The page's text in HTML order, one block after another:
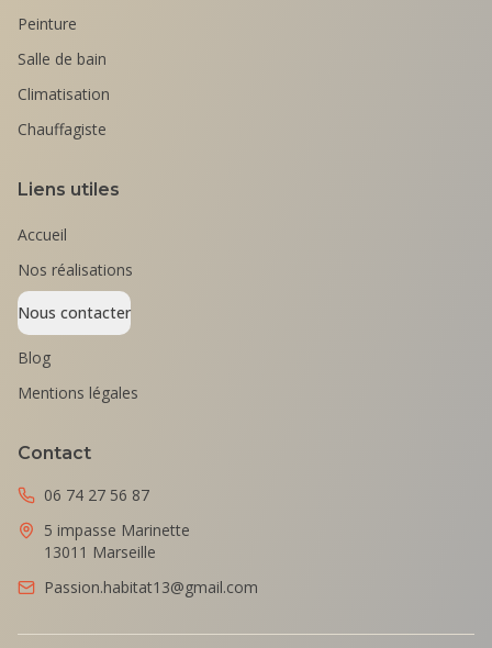
Peinture
Salle de bain
Climatisation
Chauffagiste
Liens utiles
Accueil
Nos réalisations
Nous contacter
Blog
Mentions légales
Contact
06 74 27 56 87
5 impasse Marinette
13011 Marseille
Passion.habitat13@gmail.com